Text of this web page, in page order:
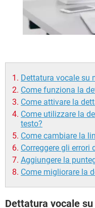
Dettatura vocale su
Come funziona la
Come attivare la
Come utilizzare la
testo?
Come cambiare la
Correggere gli errori
Aggiungere la
Come migliorare la
Dettatura vocale su